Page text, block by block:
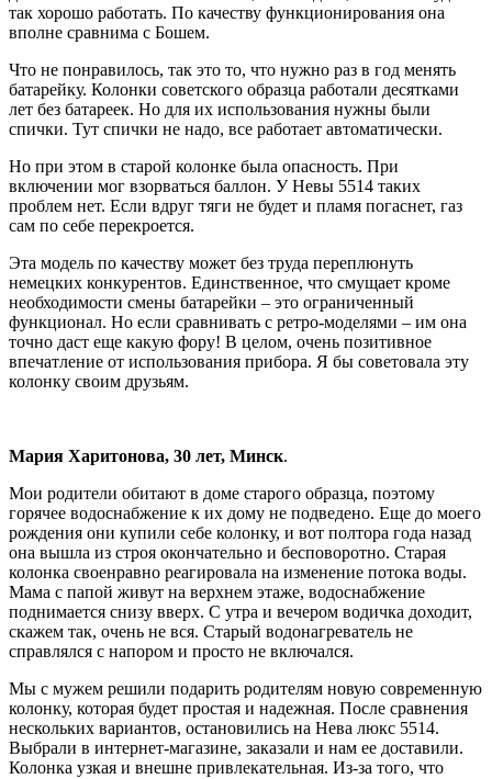
так хорошо работать. По качеству функционирования она
вполне сравнима с Бошем.
Что не понравилось, так это то, что нужно раз в год менять
батарейку. Колонки советского образца работали десятками
лет без батареек. Но для их использования нужны были
спички. Тут спички не надо, все работает автоматически.
Но при этом в старой колонке была опасность. При
включении мог взорваться баллон. У Невы 5514 таких
проблем нет. Если вдруг тяги не будет и пламя погаснет, газ
сам по себе перекроется.
Эта модель по качеству может без труда переплюнуть
немецких конкурентов. Единственное, что смущает кроме
необходимости смены батарейки – это ограниченный
функционал. Но если сравнивать с ретро-моделями – им она
точно даст еще какую фору! В целом, очень позитивное
впечатление от использования прибора. Я бы советовала эту
колонку своим друзьям.
Мария Харитонова, 30 лет, Минск.
Мои родители обитают в доме старого образца, поэтому
горячее водоснабжение к их дому не подведено. Еще до моего
рождения они купили себе колонку, и вот полтора года назад
она вышла из строя окончательно и бесповоротно. Старая
колонка своенравно реагировала на изменение потока воды.
Мама с папой живут на верхнем этаже, водоснабжение
поднимается снизу вверх. С утра и вечером водичка доходит,
скажем так, очень не вся. Старый водонагреватель не
справлялся с напором и просто не включался.
Мы с мужем решили подарить родителям новую современную
колонку, которая будет простая и надежная. После сравнения
нескольких вариантов, остановились на Нева люкс 5514.
Выбрали в интернет-магазине, заказали и нам ее доставили.
Колонка узкая и внешне привлекательная. Из-за того, что